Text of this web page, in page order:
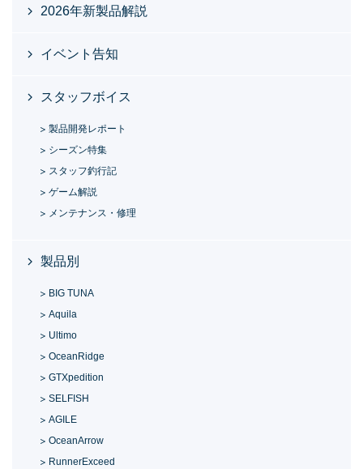
2026年新製品解説
イベント告知
スタッフボイス
製品開発レポート
シーズン特集
スタッフ釣行記
ゲーム解説
メンテナンス・修理
製品別
BIG TUNA
Aquila
Ultimo
OceanRidge
GTXpedition
SELFISH
AGILE
OceanArrow
RunnerExceed